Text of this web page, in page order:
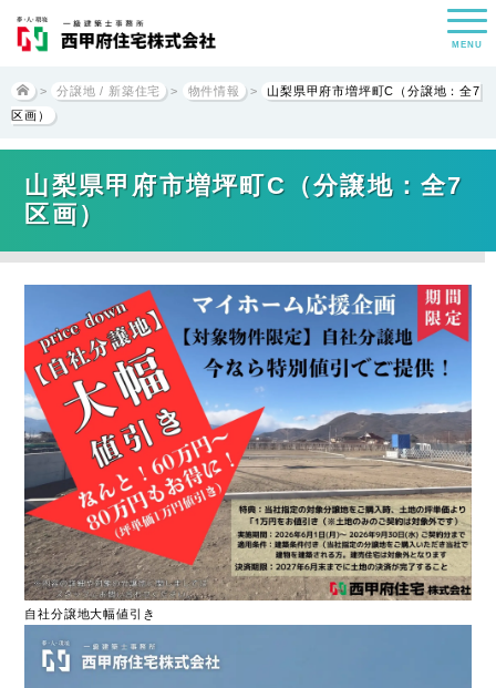
MENU
> 分譲地 / 新築住宅 > 物件情報 >
山梨県甲府市増坪町C（分譲地：全7
区画）
山梨県甲府市増坪町C（分譲地：全7
区画）
自社分譲地大幅値引き